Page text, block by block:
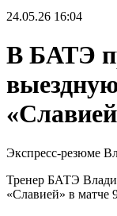
24.05.26 16:04
В БАТЭ
Экспресс-резюме
Тренер БАТЭ
«Славией» в матче